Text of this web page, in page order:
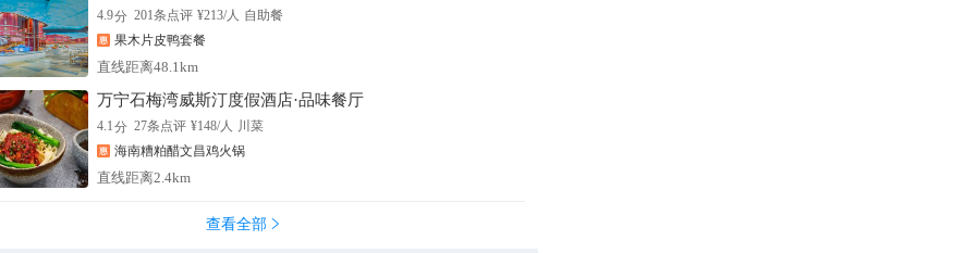
4.9分 201条点评 ¥213/人 自助餐
果木片皮鸭套餐
直线距离48.1km
万宁石梅湾威斯汀度假酒店·品味餐厅
4.1 分 27条点评 ¥148/人
川菜
海南糟粕醋文昌鸡火锅
直线距离2.4km
查看全部 